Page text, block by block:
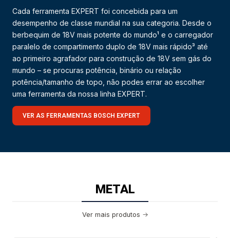
Cada ferramenta EXPERT foi concebida para um
desempenho de classe mundial na sua categoria. Desde o
berbequim de 18V mais potente do mundo¹ e o carregador
paralelo de compartimento duplo de 18V mais rápido³ até
ao primeiro agrafador para construção de 18V sem gás do
mundo – se procuras potência, binário ou relação
potência/tamanho de topo, não podes errar ao escolher
uma ferramenta da nossa linha EXPERT.
VER AS FERRAMENTAS BOSCH EXPERT
METAL
Ver mais produtos